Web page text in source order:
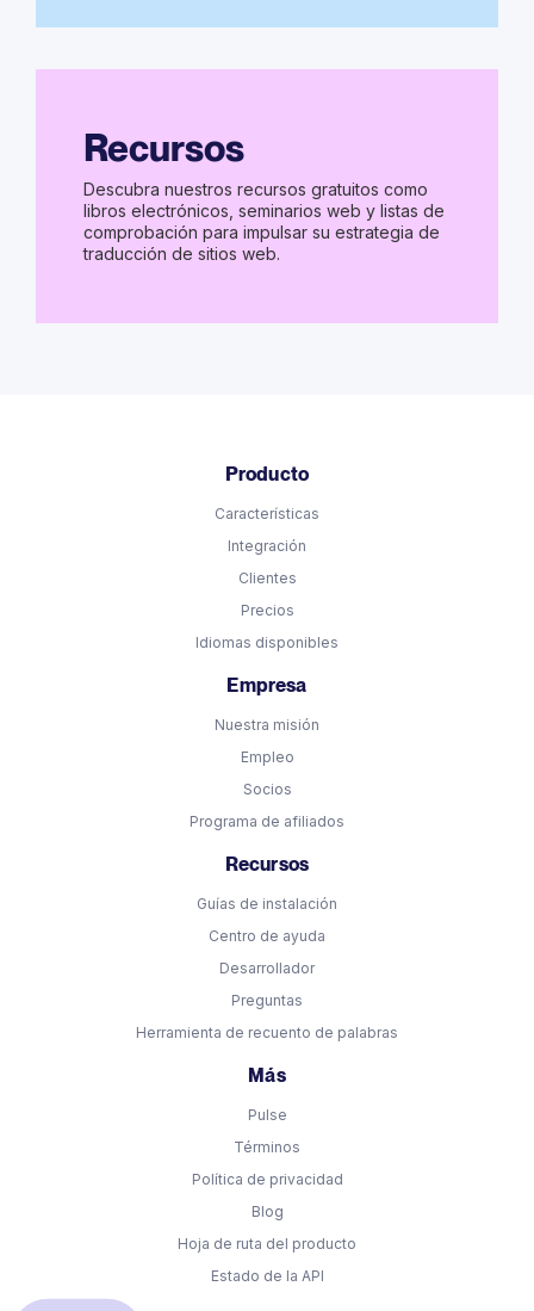
Recursos
Descubra nuestros recursos gratuitos como
libros electrónicos, seminarios web y listas de
comprobación para impulsar su estrategia de
traducción de sitios web.
Producto
Características
Integración
Clientes
Precios
Idiomas disponibles
Empresa
Nuestra misión
Empleo
Socios
Programa de afiliados
Recursos
Guías de instalación
Centro de ayuda
Desarrollador
Preguntas
Herramienta de recuento de palabras
Más
Pulse
Términos
Política de privacidad
Blog
Hoja de ruta del producto
Estado de la API